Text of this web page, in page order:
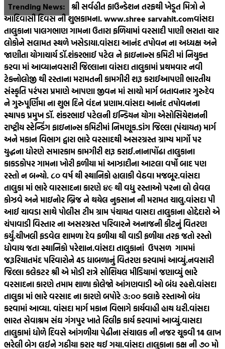
Trending News: શ્રી સર્વહીત ફાઉન્ડેશન તરફથી ખેડૂત મિત્રો ને
આદિવાસી દિવસ ની શુભકામના. www.shree sarvahit.comવાંસદા
તાલુકાના પાલગભાણ ગામના ઉતારા ફળિયામાં વરસાદી પાણી ભરાતા ચાર
લોકોને સલામત સ્થળે ખસેડાયા.વાંસદા આનંદ તપોવન ના અધ્યક્ષ અને
જાણીતા યોગાચાર્ય ડૉ.શંકરભાઈ પટેલ ને ફાઇનાન્સ કમિટી માં નિયુક્ત
કરવા માં આવ્યાનવસારી જિલ્લાના વાંસદા તાલુકામાં પ્રથમવાર નવી
ટેક્નોલોજી થી રસ્તાના મરામતની કામગીરી શરૂ કરાઈઆપણી ભારતીય
સંસ્કૃતિ પરંપરા પ્રમાણે આપણા જીવન માં સાચો માર્ગ બતાવનાર ગુરુદેવ
ને ગુરુપૂર્ણિમા ના શુભ દિને વંદન પ્રણામ.વાંસદા આનંદ તપોવનના
સ્થાપક પ્રમુખ ડૉ. શંકરભાઈ પટેલની ઇન્ડિયન યોગા એસોસિયેશનની
રાષ્ટ્રીય સ્ટેન્ડિંગ ફાઇનાન્સ કમિટીમાં નિમણૂક.ડાંગ જિલ્લા (પંચાયત) માર્ગ
અને મકાન વિભાગ દ્વારા ભારે વરસાદથી અસરગ્રસ્ત ગ્રામ્ય માર્ગો પર
યુદ્ધના ધોરણે સમારકામ કામગીરી શરૂ કરાઈ.નાનાપોંઢા તાલુકાના
કાકડકોપર ગામના ખોરી ફળીયા માં આઝાદીના આટલા વર્ષો બાદ પણ
રસ્તો ન બન્યો. ૮૦‌ વર્ષ થી સ્થાનિકો હાલાકી વેઠવા મજબૂર.વાંસદા
તાલુકા માં ભારે વારસાદના કારણે ૪૯ થી વધુ રસ્તાઓ પરના લો લેવલ
કોઝવે અને માઇનોર બ્રિજ ને થયેલ નુકસાન ની મરામત ચાલુ.વાંસદા પી
આઈ ચાવડા સાથે પોલીસ ટીમ ગ્રામ પંચાયત વાસદા તાલુકાના હોદ્દેદારો એ
ચંપાવાડી વિસ્તાર ના અસરગ્રસ્ત પરિવારને અનાજની કીટનું વિતરણ
કર્યું.ચીખલી ફડવેલ શામળા દેવ ફળીયા થી વાડી ફળીયા તરફ જતો રસ્તો
ધોવાય જતા સ્થાનિકો પરેશાન.વાંસદા તાલુકાનાં ઉપસળ ગામમાં
જરૂરિયાતમંદ પરિવારોને 45 ધાબળાનું વિતરણ કરવામાં આવ્યું.નવસારી
જિલ્લા કલેકટર શ્રી એ મોડી રાત્રે સોશિયલ મીડિયામાં જણાવ્યું ભારે
વરસાદના કારણે તમામ શાળા કોલેજો આંગણવાડી ઓ બંધ રહશે.વાંસદા
તાલુકા માં ભારે વરસાદ ના કારણે બપોરે ૩:૦૦ કલાકે રસ્તાઓ બંધ
કરવામાં આવ્યા. વાંસદા માર્ગ મકાન વિભાગે કાર્યવાહી હાથ ધરી.વાંસદા
ભારત સેવાશ્રમ સંઘ ગંગપુર ખાતે રિલીફ કાર્ય કરવામાં આવ્યું.વાસદા
તાલુકામાં ધોળે દિવસે આંગળીયા પેઢીના સંચાલક ની નજર ચૂકવી 14 લાખ
ભરેલી બેગ લઈને ગઠીયા કરાર થઈ ગયા.વાંસદા તાલુકાના કક્ષ ની ૭૦ મો